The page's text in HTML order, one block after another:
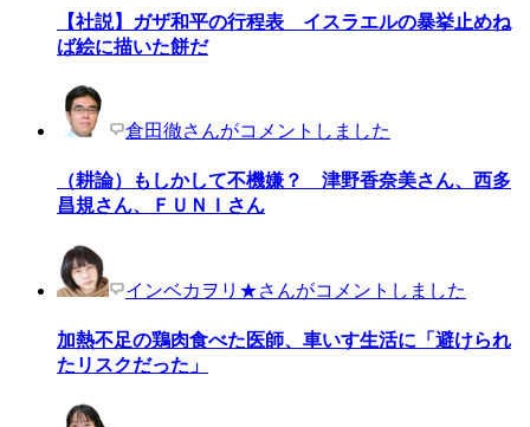
【社説】ガザ和平の行程表 イスラエルの暴挙止めね
ば絵に描いた餅だ
倉田徹さんがコメントしました
（耕論）もしかして不機嫌？ 津野香奈美さん、西多
昌規さん、ＦＵＮＩさん
インベカヲリ★さんがコメントしました
加熱不足の鶏肉食べた医師、車いす生活に「避けられ
たリスクだった」